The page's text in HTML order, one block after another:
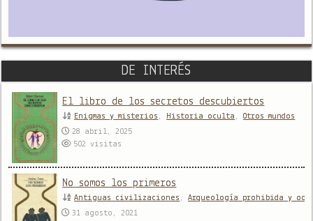
DE INTERÉS
El libro de los secretos descubiertos
Enigmas y misterios , Historia oculta ,Otros mundos
28 abril, 2025
502visitas
No somos los primeros
Antiguas civilizaciones ,Arqueología prohibida y
31 agosto, 2021